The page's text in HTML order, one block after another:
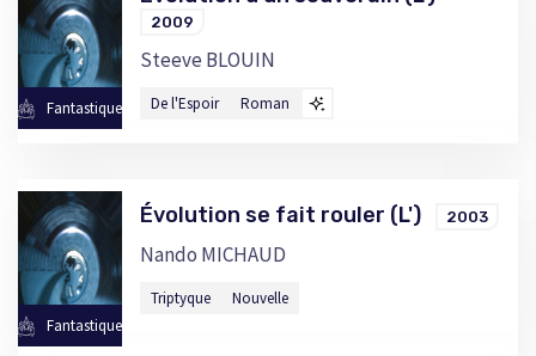
Fantastique
2009
Steeve BLOUIN
De l'Espoir Roman
Fantastique
Évolution se fait rouler (L') 2003
Nando MICHAUD
Triptyque Nouvelle